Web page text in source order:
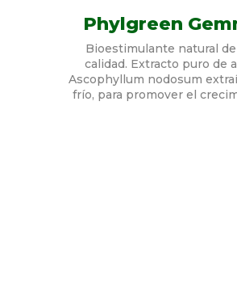
Phylgreen
Bioestimulante natural
calidad. Extracto puro de
Ascophyllum nodosum
frío, para promover el